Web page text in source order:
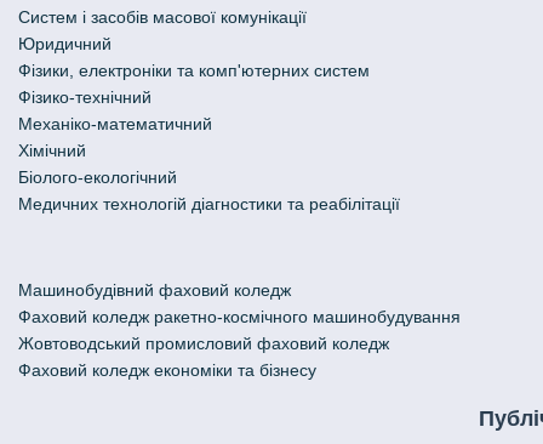
Систем і засобів масової комунікації
Юридичний
Фізики, електроніки та комп'ютерних систем
Фізико-технічний
Механіко-математичний
Хімічний
Біолого-екологічний
Медичних технологій діагностики та реабілітації
Машинобудівний фаховий коледж
Фаховий коледж ракетно-космічного машинобудування
Жовтоводський промисловий фаховий коледж
Фаховий коледж економіки та бізнесу